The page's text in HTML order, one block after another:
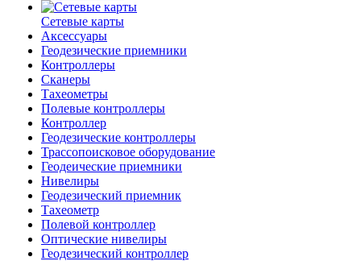
Сетевые карты
Аксессуары
Геодезические приемники
Контроллеры
Сканеры
Тахеометры
Полевые контроллеры
Контроллер
Геодезические контроллеры
Трассопоисковое оборудование
Геодеические приемники
Нивелиры
Геодезический приемник
Тахеометр
Полевой контроллер
Оптические нивелиры
Геодезический контроллер